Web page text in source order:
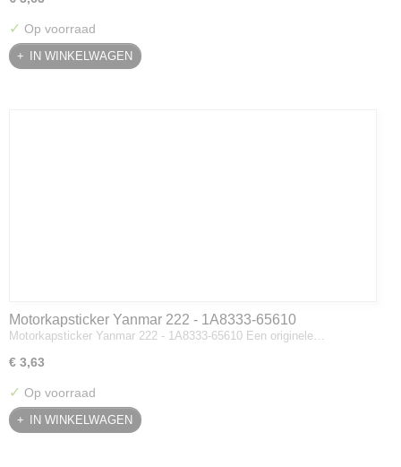
✓ Op voorraad
IN WINKELWAGEN
Motorkapsticker Yanmar 222 - 1A8333-65610
Motorkapsticker Yanmar 222 - 1A8333-65610 Een originele…
€ 3,63
✓ Op voorraad
IN WINKELWAGEN